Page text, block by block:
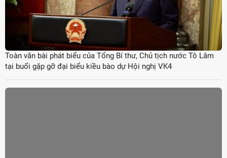
Toàn văn bài phát biểu của Tổng Bí thư, Chủ tịch nước Tô Lâm
tại buổi gặp gỡ đại biểu kiều bào dự Hội nghị VK4